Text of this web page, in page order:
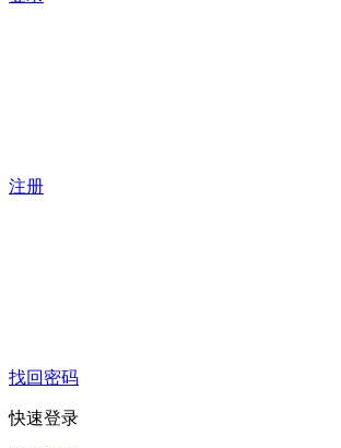
注册
找回密码
快速登录